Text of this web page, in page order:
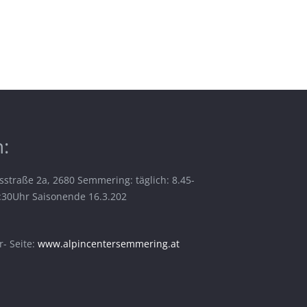
2a, 2680 Semmering: täglich: 8.45-
Saisonende 16.3.202
Seite: www.alpincentersemmering.at